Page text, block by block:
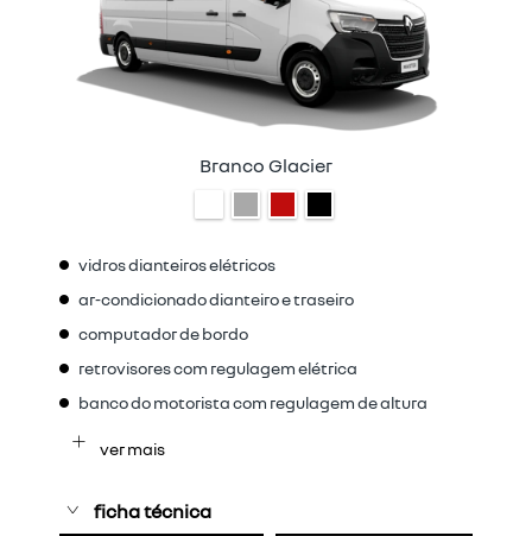
Branco Glacier
vidros dianteiros elétricos
ar-condicionado dianteiro e traseiro
computador de bordo
retrovisores com regulagem elétrica
banco do motorista com regulagem de altura
ver mais
ficha técnica